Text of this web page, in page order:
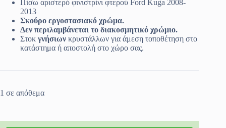
Πίσω αριστερό φινιστρίνι φτερού Ford Kuga 2008-
2013
Σκούρο εργοστασιακό χρώμα.
Δεν περιλαμβάνεται το διακοσμητικό χρώμιο.
Στοκ γνήσιων κρυστάλλων για άμεση τοποθέτηση στο
κατάστημα ή αποστολή στο χώρο σας.
1 σε απόθεμα